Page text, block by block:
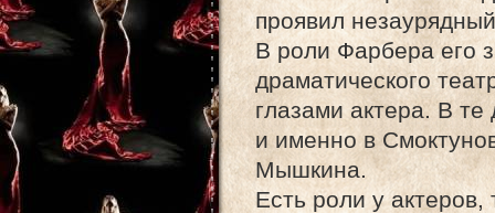
проявил
В роли Фарбера его
драматического
глазами актера. В
и именно в
Мышкина.
Есть роли у